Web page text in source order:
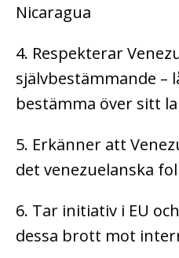
Nicaragua
4. Respekterar
självbestämmande –
bestämma över sitt
5. Erkänner att
det venezuelanska
6. Tar initiativ i EU
dessa brott mot